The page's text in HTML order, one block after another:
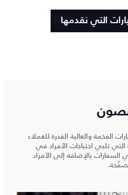
التي نقدمها
الفخمة والعالية القدرة للعملاء
تلبي احتياجات الأفراد في
بالإضافة إلى الأفراد